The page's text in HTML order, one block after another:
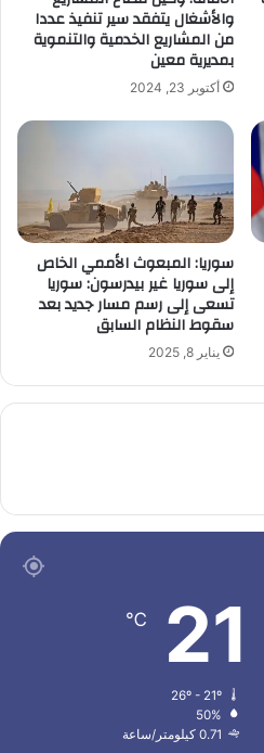
والأشغال يتفقد سير تنفيذ عددا
من المشاريع الخدمية والتنموية
بمديرية معين
أكتوبر 23, 2024
سوريا: المبعوث الأممي الخاص
إلى سوريا غير بيدرسون: سوريا
تسعى إلى رسم مسار جديد بعد
سقوط النظام السابق
يناير 8, 2025
21
℃
50%
0.71 كيلومتر/ساعة